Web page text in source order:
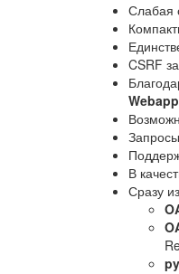
Слабая
CSRF
В
Сразу